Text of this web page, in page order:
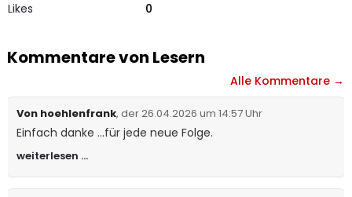
4.99
ngen
Likes 0
Kommentare von Lesern
Alle Kommentare →
Von hoehlenfrank, der 26.04.2026 um 14:57 Uhr
Einfach danke ...für jede neue Folge.
weiterlesen …